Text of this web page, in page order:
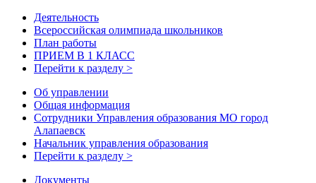
Деятельность
Всероссийская олимпиада школьников
План работы
ПРИЕМ В 1 КЛАСС
Перейти к разделу >
Об управлении
Общая информация
Сотрудники Управления образования МО город
Алапаевск
Начальник управления образования
Перейти к разделу >
Документы